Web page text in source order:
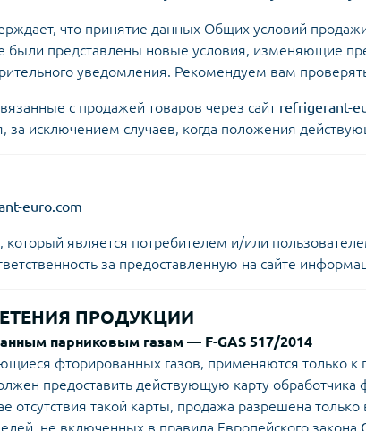
что принятие данных Общих условий
были представлены новые условия, изменяющие
уведомления. Рекомендуем вам
с продажей товаров через сайт refrigerant-
за исключением случаев, когда положения
euro.com
который является потребителем и/или
за предоставленную на сайте
ПРОДУКЦИИ
парниковым газам — F-GAS 517/2014
фторированных газов, применяются только
предоставить действующую карту обработчика
отсутствия такой карты, продажа разрешена
не включенных в правила Европейского закона